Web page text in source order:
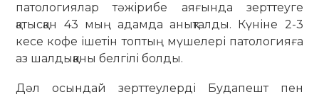
патологиялар тәжірибе аяғында зерттеуге
қатысқан 43 мың адамда анықталды. Күніне 2-3
кесе кофе ішетін топтың мүшелері патологияға
аз шалдыққаны белгілі болды.
Дәл осындай зерттеулерді Будапешт пен